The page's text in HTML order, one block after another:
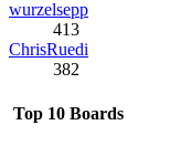
wurzelsepp
413
ChrisRuedi
382
Top 10 Boards